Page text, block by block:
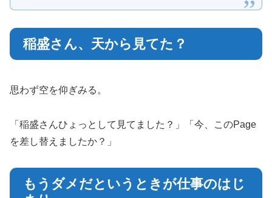
稲盛さん、天から見てた？
思わず空を仰ぎみる。
「稲盛さんひょっとして見てました？」「今、このPage
を差し替えましたか？」
もうダメだというときが仕事のはじ